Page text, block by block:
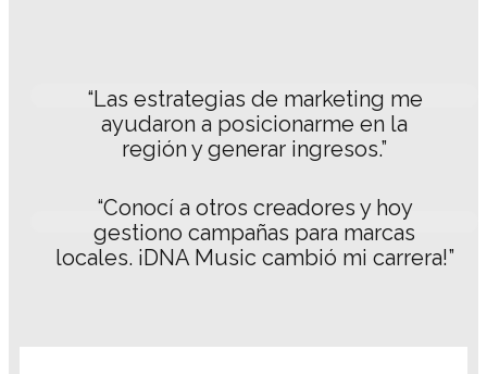
“Las estrategias de marketing me
ayudaron a posicionarme en la
región y generar ingresos.”
“Conocí a otros creadores y hoy
gestiono campañas para marcas
locales. ¡DNA Music cambió mi carrera!”